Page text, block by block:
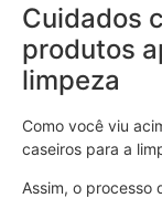
Cuidados
produtos
limpeza
Como você viu
caseiros para a
Assim, o processo